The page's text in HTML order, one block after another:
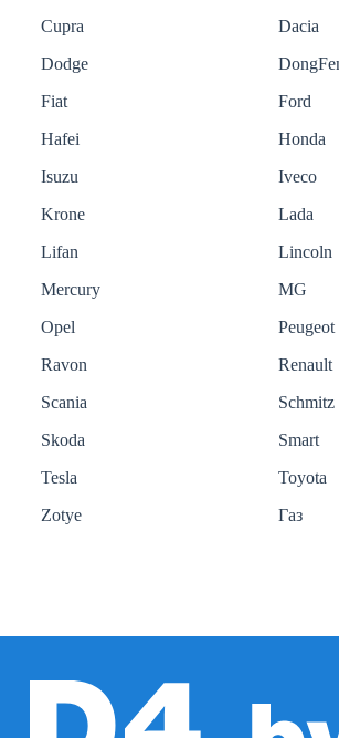
Cupra
Dacia
Dodge
Fiat
Ford
Hafei
Honda
Isuzu
Iveco
Krone
Lada
Lifan
Lincoln
Mercury
MG
Opel
Peugeot
Ravon
Renault
Scania
Schmitz
Skoda
Smart
Tesla
Toyota
Zotye
Газ